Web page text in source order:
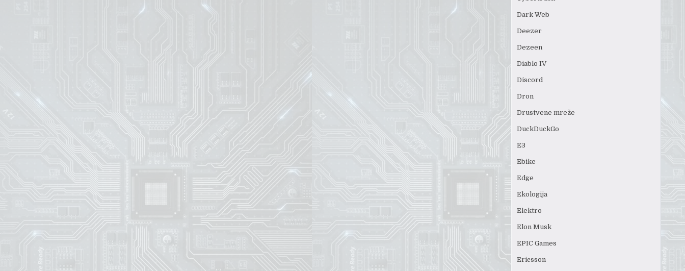
Dark Web
Deezer
Dezeen
Diablo IV
Discord
Dron
Drustvene mreže
DuckDuckGo
E3
Ebike
Edge
Ekologija
Elektro
Elon Musk
EPIC Games
Ericsson